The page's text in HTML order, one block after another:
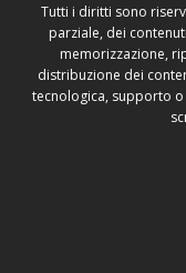
Tutti i diritti sono
parziale, dei
memorizzazione,
distribuzione dei
tecnologica, supporto